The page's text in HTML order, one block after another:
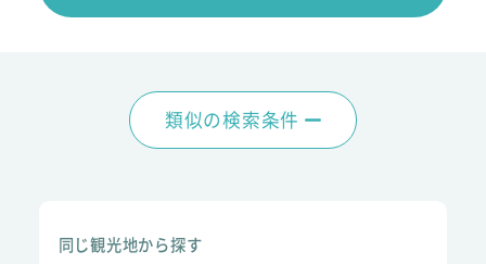
類似の検索条件
同じ観光地から探す